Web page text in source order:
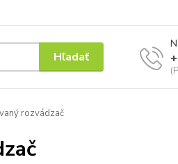
Hľadať
rozvádzač